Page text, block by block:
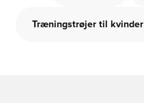
Træningstrøjer til kvinder